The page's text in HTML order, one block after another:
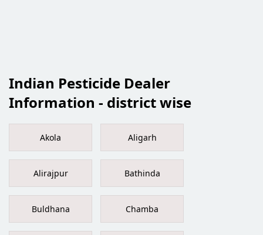
Indian Pesticide Dealer
Information - district wise
Akola Aligarh
Alirajpur Bathinda
Buldhana Chamba